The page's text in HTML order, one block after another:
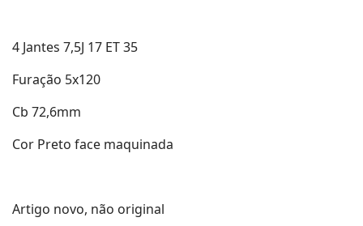
4 Jantes 7,5J 17 ET 35
Furação 5x120
Cb 72,6mm
Cor Preto face maquinada
Artigo novo, não original